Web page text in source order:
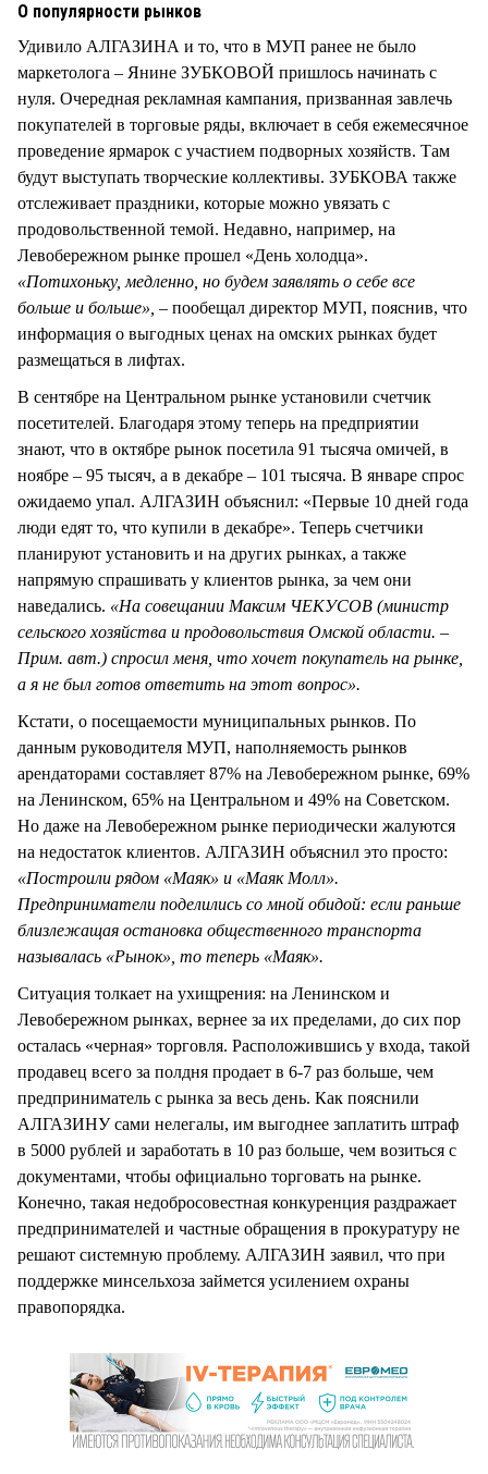
О популярности рынков
Удивило АЛГАЗИНА и то, что в МУП ранее не было
маркетолога – Янине ЗУБКОВОЙ пришлось начинать с
нуля. Очередная рекламная кампания, призванная завлечь
покупателей в торговые ряды, включает в себя ежемесячное
проведение ярмарок с участием подворных хозяйств. Там
будут выступать творческие коллективы. ЗУБКОВА также
отслеживает праздники, которые можно увязать с
продовольственной темой. Недавно, например, на
Левобережном рынке прошел «День холодца».
«Потихоньку, медленно, но будем заявлять о себе все
больше и больше», – пообещал директор МУП, пояснив, что
информация о выгодных ценах на омских рынках будет
размещаться в лифтах.
В сентябре на Центральном рынке установили счетчик
посетителей. Благодаря этому теперь на предприятии
знают, что в октябре рынок посетила 91 тысяча омичей, в
ноябре – 95 тысяч, а в декабре – 101 тысяча. В январе спрос
ожидаемо упал. АЛГАЗИН объяснил: «Первые 10 дней года
люди едят то, что купили в декабре». Теперь счетчики
планируют установить и на других рынках, а также
напрямую спрашивать у клиентов рынка, за чем они
наведались. «На совещании Максим ЧЕКУСОВ (министр
сельского хозяйства и продовольствия Омской области. –
Прим. авт.) спросил меня, что хочет покупатель на рынке,
а я не был готов ответить на этот вопрос».
Кстати, о посещаемости муниципальных рынков. По
данным руководителя МУП, наполняемость рынков
арендаторами составляет 87% на Левобережном рынке, 69%
на Ленинском, 65% на Центральном и 49% на Советском.
Но даже на Левобережном рынке периодически жалуются
на недостаток клиентов. АЛГАЗИН объяснил это просто:
«Построили рядом «Маяк» и «Маяк Молл».
Предприниматели поделились со мной обидой: если раньше
близлежащая остановка общественного транспорта
называлась «Рынок», то теперь «Маяк».
Ситуация толкает на ухищрения: на Ленинском и
Левобережном рынках, вернее за их пределами, до сих пор
осталась «черная» торговля. Расположившись у входа, такой
продавец всего за полдня продает в 6-7 раз больше, чем
предприниматель с рынка за весь день. Как пояснили
АЛГАЗИНУ сами нелегалы, им выгоднее заплатить штраф
в 5000 рублей и заработать в 10 раз больше, чем возиться с
документами, чтобы официально торговать на рынке.
Конечно, такая недобросовестная конкуренция раздражает
предпринимателей и частные обращения в прокуратуру не
решают системную проблему. АЛГАЗИН заявил, что при
поддержке минсельхоза займется усилением охраны
правопорядка.